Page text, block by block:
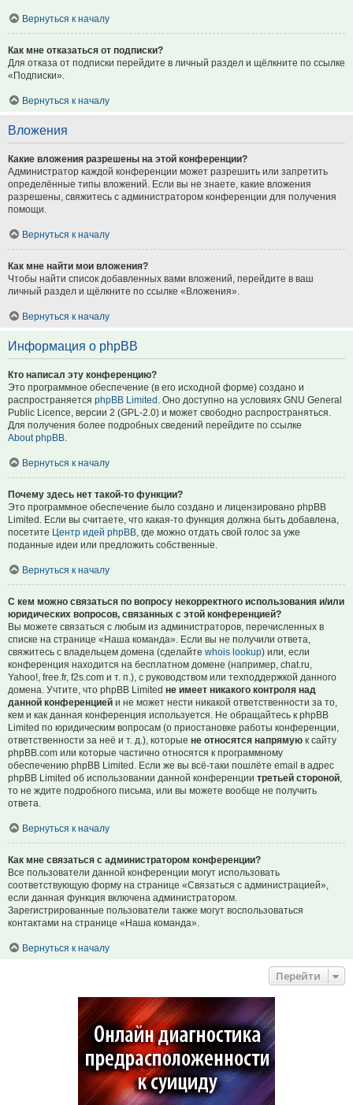
Вернуться к началу
Как мне отказаться от подписки?
Для отказа от подписки перейдите в личный раздел и щёлкните по ссылке
«Подписки».
Вернуться к началу
Вложения
Какие вложения разрешены на этой конференции?
Администратор каждой конференции может разрешить или запретить
определённые типы вложений. Если вы не знаете, какие вложения
разрешены, свяжитесь с администратором конференции для получения
помощи.
Вернуться к началу
Как мне найти мои вложения?
Чтобы найти список добавленных вами вложений, перейдите в ваш
личный раздел и щёлкните по ссылке «Вложения».
Вернуться к началу
Информация о phpBB
Кто написал эту конференцию?
Это программное обеспечение (в его исходной форме) создано и
распространяется phpBB Limited . Оно доступно на условиях GNU General
Public Licence, версии 2 (GPL-2.0) и может свободно распространяться.
Для получения более подробных сведений перейдите по ссылке
About phpBB
Вернуться к началу
Почему здесь нет такой-то функции?
Это программное обеспечение было создано и лицензировано phpBB
Limited. Если вы считаете, что какая-то функция должна быть добавлена,
посетите Центр идей phpBB , где можно отдать свой голос за уже
поданные идеи или предложить собственные.
Вернуться к началу
С кем можно связаться по вопросу некорректного использования и/или
юридических вопросов, связанных с этой конференцией?
Вы можете связаться с любым из администраторов, перечисленных в
списке на странице «Наша команда». Если вы не получили ответа,
свяжитесь с владельцем домена (сделайте whois lookup) или, если
конференция находится на бесплатном домене (например, chat.ru,
Yahoo!, free.fr, f2s.com и т. п.), с руководством или техподдержкой данного
домена. Учтите, что phpBB Limited не имеет никакого контроля над
данной конференцией и не может нести никакой ответственности за то,
кем и как данная конференция используется. Не обращайтесь к phpBB
Limited по юридическим вопросам (о приостановке работы конференции,
ответственности за неё и т. д.), которые не относятся напрямую к сайту
phpBB.com или которые частично относятся к программному
обеспечению phpBB Limited. Если же вы всё-таки пошлёте email в адрес
phpBB Limited об использовании данной конференции третьей стороной
то не ждите подробного письма, или вы можете вообще не получить
ответа.
Вернуться к началу
Как мне связаться с администратором конференции?
Все пользователи данной конференции могут использовать
соответствующую форму на странице «Связаться с администрацией»,
если данная функция включена администратором.
Зарегистрированные пользователи также могут воспользоваться
контактами на странице «Наша команда».
Вернуться к началу
Перейти